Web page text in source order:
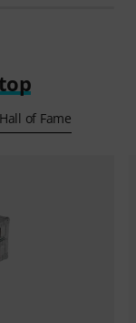
Hall of Fame